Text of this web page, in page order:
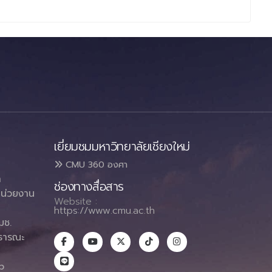
วยงาน
ช.
รณะ
เยี่ยมชมมหาวิทยาลัยเชียงใหม่
CMU 360 องศา
ช่องทางสื่อสาร
Website :
https://www.cmu.ac.th